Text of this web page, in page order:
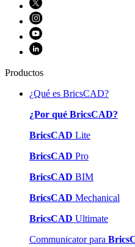
Productos
¿Qué es BricsCAD?
¿Por qué BricsCAD?
BricsCAD Lite
BricsCAD Pro
BricsCAD BIM
BricsCAD Mechanical
BricsCAD Ultimate
Communicator para